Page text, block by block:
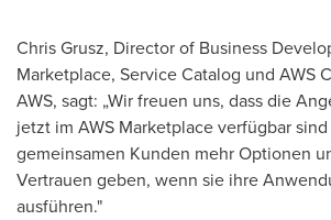
Chris Grusz, Director of Business
Marketplace, Service Catalog und AWS
AWS, sagt: „Wir freuen uns, dass die
jetzt im AWS Marketplace verfügbar
gemeinsamen Kunden mehr Optionen
Vertrauen geben, wenn sie ihre
ausführen."